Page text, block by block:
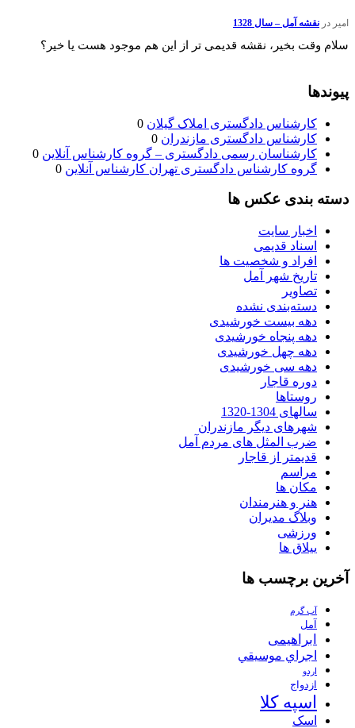
امیر در نقشه آمل – سال 1328
سلام وقت بخیر، نقشه قدیمی تر از این هم موجود هست یا خیر؟
پیوندها
کارشناس دادگستری املاک گیلان
کارشناس دادگستری مازندران
کارشناسان رسمی دادگستری – گروه کارشناس آنلاین
گروه کارشناس دادگستری تهران کارشناس آنلاین
دسته بندی عکس ها
اخبار سایت
اسناد قدیمی
افراد و شخصیت ها
تاریخ شهر آمل
تصاویر
دسته‌بندی نشده
دهه بیست خورشیدی
دهه پنجاه خورشیدی
دهه چهل خورشیدی
دهه سی خورشیدی
دوره قاجار
روستاها
سالهای 1304-1320
شهرهای دیگر مازندران
ضرب المثل های مردم آمل
قدیمتر از قاجار
مراسم
مکان ها
هنر و هنرمندان
وبلاگ مدیران
ورزشی
ییلاق ها
آخرین برچسب ها
آب گرم
آمل
ابراهیمی
اجراي موسيقي
اردو
ازدواج
اسپه کلا
اسک